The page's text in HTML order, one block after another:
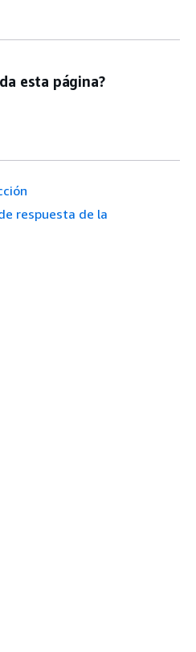
esta página?
respuesta de la